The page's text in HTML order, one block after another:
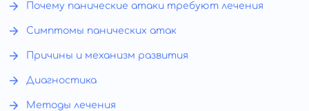
Почему панические атаки требуют лечения
Симптомы панических атак
Причины и механизм развития
Диагностика
Методы лечения